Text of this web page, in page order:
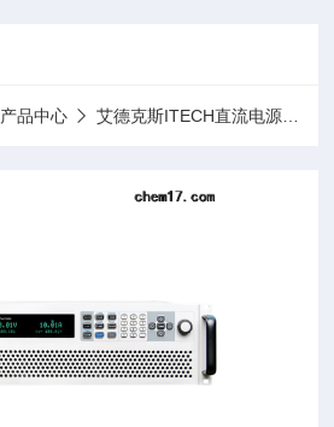
产品中心 艾德克斯ITECH直流电源